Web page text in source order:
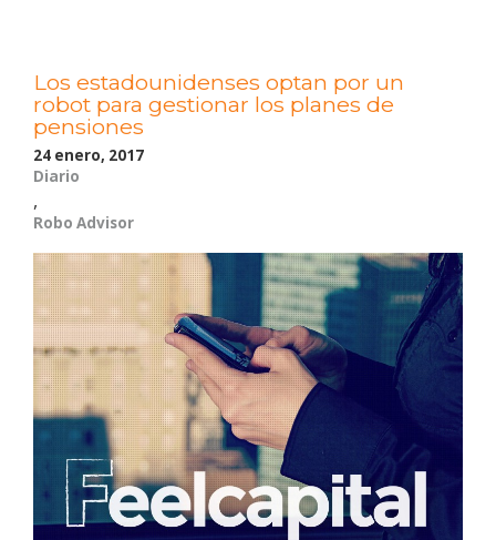
r
a
Los estadounidenses optan por un
robot para gestionar los planes de
pensiones
24 enero, 2017
Diario
,
Robo Advisor